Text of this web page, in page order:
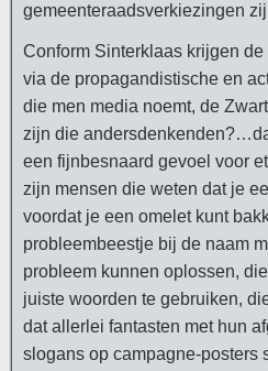
gemeenteraadsverkiezingen
Conform Sinterklaas krijgen
via de propagandistische en
die men media noemt, de
zijn die
een fijnbesnaard gevoel voor
zijn mensen die weten dat je
voordat je een omelet kunt
probleembeestje bij de naam
probleem kunnen oplossen,
juiste woorden te gebruiken,
dat allerlei fantasten met hun
slogans op campagne-posters